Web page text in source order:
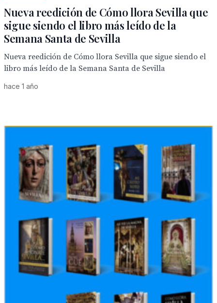
Nueva reedición de Cómo llora Sevilla que
sigue siendo el libro más leído de la
Semana Santa de Sevilla
Nueva reedición de Cómo llora Sevilla que sigue siendo el
libro más leído de la Semana Santa de Sevilla
hace 1 año